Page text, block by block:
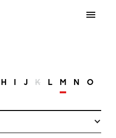
H I J K L M N O